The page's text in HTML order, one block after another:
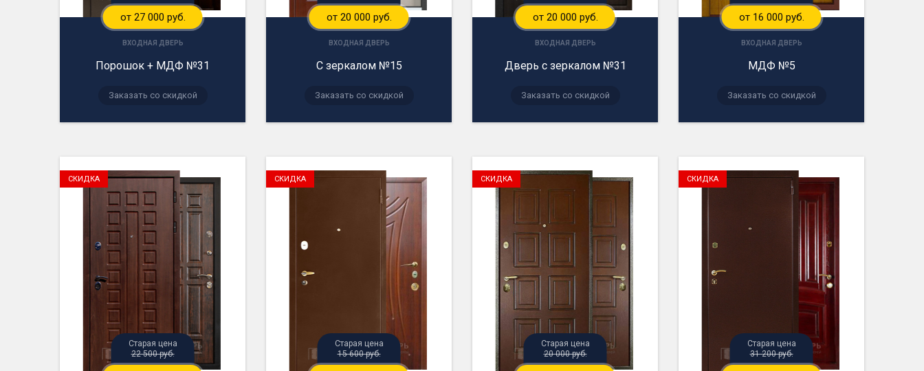
от 27 000 руб.
ВХОДНАЯ ДВЕРЬ
Порошок + МДФ №31
Заказать со скидкой
от 20 000 руб.
ВХОДНАЯ ДВЕРЬ
С зеркалом №15
Заказать со скидкой
от 20 000 руб.
ВХОДНАЯ ДВЕРЬ
Дверь с зеркалом №31
Заказать со скидкой
от 16 000 руб.
ВХОДНАЯ ДВЕРЬ
МДФ №5
Заказать со скидкой
СКИДКА
Старая цена
22 500 руб.
СКИДКА
Старая цена
15 600 руб.
СКИДКА
Старая цена
20 000 руб.
СКИДКА
Старая цена
31 200 руб.